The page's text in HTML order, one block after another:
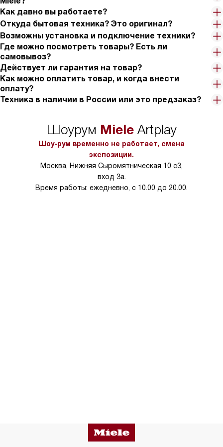
успела подгореть кашу. Ощущения от использования
спокойные и удобные; интерфейс не отвлекает, всё интуитивно.
В общем, я доволен покупкой.
Как давно вы работаете?
Откуда бытовая техника? Это оригинал?
Возможны установка и подключение техники?
Где можно посмотреть товары? Есть ли
самовывоз?
Действует ли гарантия на товар?
Как можно оплатить товар, и когда внести
оплату?
Техника в наличии в России или это предзаказ?
Шоурум MieleArtplay
Шоу-рум временно не работает, смена
экспозиции.
Москва, Нижняя Сыромятническая 10 с3,
вход 3а.
Время работы: ежедневно, с 10.00 до 20.00.